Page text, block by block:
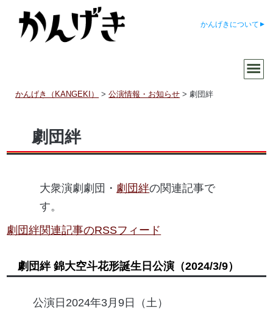
かんげきについて
かんげき（KANGEKI） >公演情報・お知らせ >劇団絆
劇団絆
大衆演劇劇団・ 劇団絆の関連記事で
す。
劇団絆関連記事のRSSフィード
劇団絆 錦大空斗花形誕生日公演（2024/3/9）
公演日2024年3月9日（土）